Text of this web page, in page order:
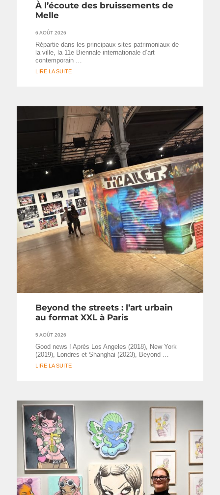
À l’écoute des bruissements de
Melle
6 AOÛT 2026
Répartie dans les principaux sites patrimoniaux de
la ville, la 11e Biennale internationale d’art
contemporain …
LIRE LA SUITE
Beyond the streets : l’art urbain
au format XXL à Paris
5 AOÛT 2026
Good news ! Après Los Angeles (2018), New York
(2019), Londres et Shanghai (2023), Beyond …
LIRE LA SUITE